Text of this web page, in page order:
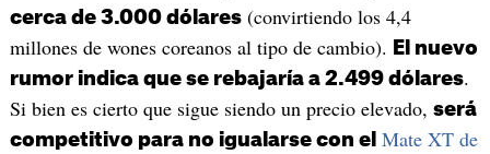
cerca de 3.000 dólares(convirtiendo los 4,4
millones de wones coreanos al tipo de cambio).
El nuevo
rumor indica que se rebajaría a 2.499 dólares.
Si bien es cierto que sigue siendo un precio elevado, será
competitivo para no igualarse con el Mate XT de